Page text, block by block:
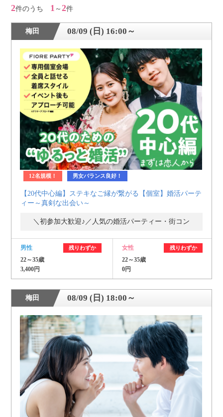
PR
約1,300店の中から
おすすめの優良結婚相談所をご紹介
個人情報保護のため
プライバシーマークを取得しております
2件のうち 1 ～2件
梅田 08/09 (日) 16:00～
12名規模！ 男女バランス良好！
【20代中心編】ステキなご縁が繋がる【個室】婚活パーテ
ィー～真剣な出会い～
＼初参加大歓迎♪／人気の婚活パーティー・街コン
男性 残りわずか
22～35歳
3,400円
女性 残りわずか
22～35歳
0円
梅田 08/09 (日) 18:00～